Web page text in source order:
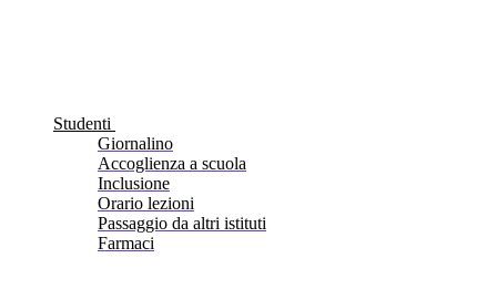
Studenti
Giornalino
Accoglienza a scuola
Inclusione
Orario lezioni
Passaggio da altri istituti
Farmaci